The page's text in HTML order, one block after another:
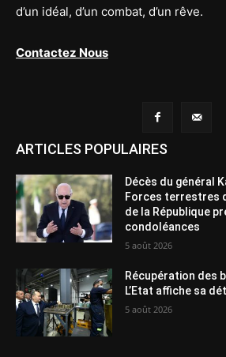
d’un idéal, d’un combat, d’un rêve.
Contactez Nous
ARTICLES POPULAIRES
Décès du général
Forces terrestres
de la République
condoléances
5 août 2026
Récupération des
L’Etat affiche sa
5 août 2026